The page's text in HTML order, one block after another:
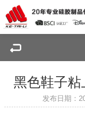
黑色鞋子
发布日期：